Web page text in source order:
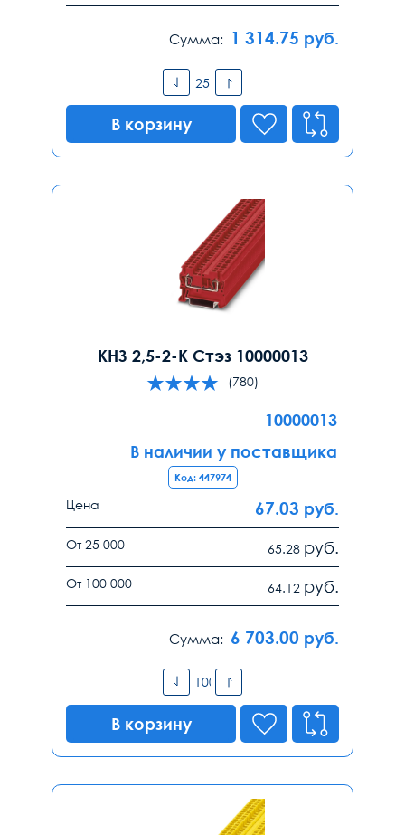
Сумма: 1 314.75 руб.
В корзину
КНЗ 2,5-2-К Стэз 10000013
(780)
10000013
В наличии у поставщика
Код: 447974
Цена 67.03 руб.
От 25 000 65.28 руб.
От 100 000 64.12 руб.
Сумма: 6 703.00 руб.
В корзину